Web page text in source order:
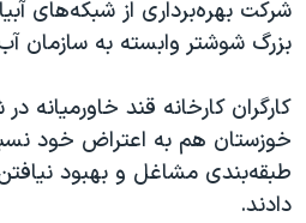
شرکت بهره‌برداری از شبکه‌های
بزرگ شوشتر وابسته به سازمان
کارگران کارخانه قند
خوزستان هم به اعتراض خود
طبقه‌بندی مشاغل و بهبود
دادند.